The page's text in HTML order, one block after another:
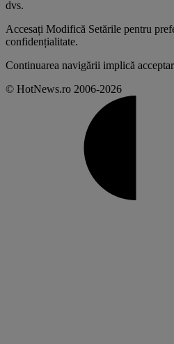
dvs.
Accesați Modifică Setările pentru
confidențialitate.
Continuarea navigării implică
© HotNews.ro 2006-2026